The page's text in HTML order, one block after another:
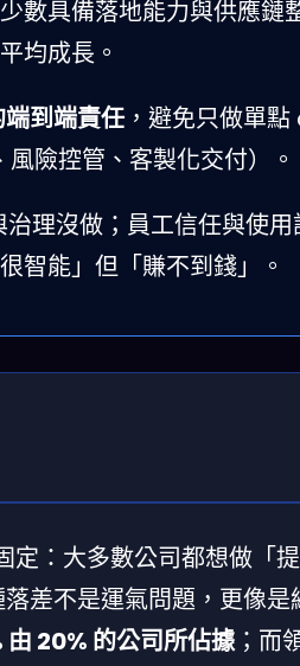
數具備落地能力與供應鏈
均成長。
端到端責任，避免只做單
風險控管、客製化交付）。
理沒做；員工信任與使
智能」但「賺不到錢」。
：大多數公司都想做「
差不是運氣問題，更像是
20% 的公司所佔據；而